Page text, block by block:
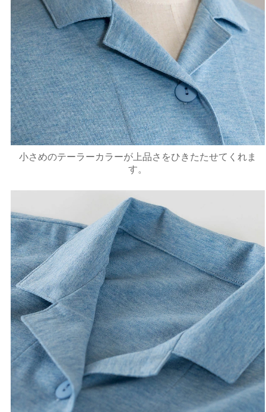
小さめのテーラーカラーが上品さをひきたたせてくれま
す。